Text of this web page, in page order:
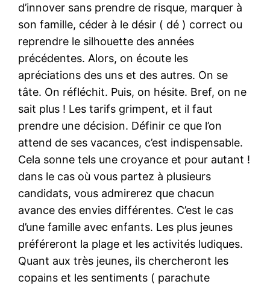
d’innover sans prendre de risque, marquer à
son famille, céder à le désir ( dé ) correct ou
reprendre le silhouette des années
précédentes. Alors, on écoute les
apréciations des uns et des autres. On se
tâte. On réfléchit. Puis, on hésite. Bref, on ne
sait plus ! Les tarifs grimpent, et il faut
prendre une décision. Définir ce que l’on
attend de ses vacances, c’est indispensable.
Cela sonne tels une croyance et pour autant !
dans le cas où vous partez à plusieurs
candidats, vous admirerez que chacun
avance des envies différentes. C’est le cas
d’une famille avec enfants. Les plus jeunes
préféreront la plage et les activités ludiques.
Quant aux très jeunes, ils chercheront les
copains et les sentiments ( parachute